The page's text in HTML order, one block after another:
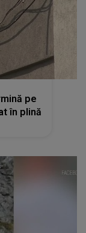
pe
în plină